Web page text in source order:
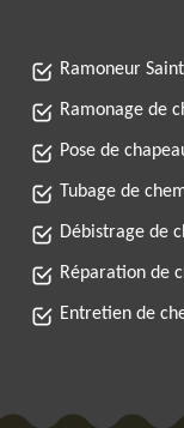
Ramoneur
Ramonage de
Pose de
Tubage de
Débistrage de
Réparation de
Entretien de